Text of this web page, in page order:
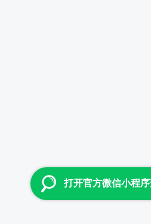
打开官方微信小程